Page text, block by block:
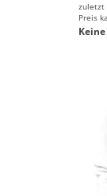
zuletzt
Preis